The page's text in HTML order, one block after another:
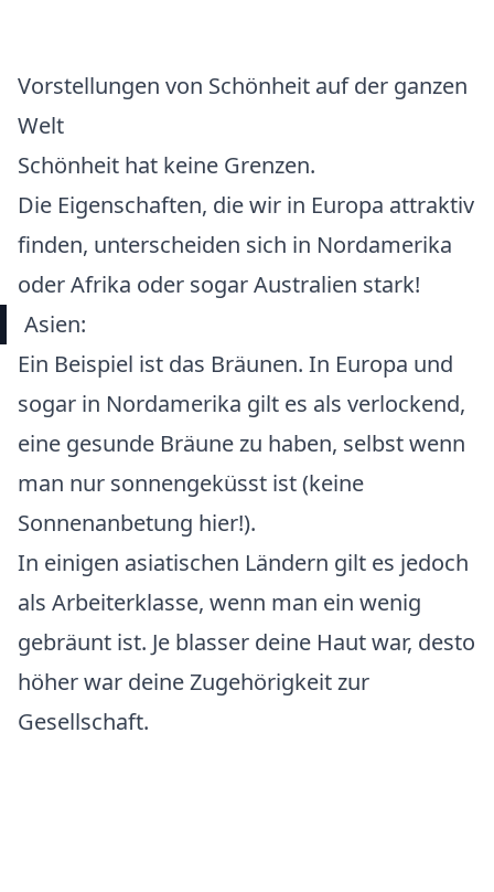
Vorstellungen von Schönheit auf der ganzen
Welt
Schönheit hat keine Grenzen.
Die Eigenschaften, die wir in Europa attraktiv
finden, unterscheiden sich in Nordamerika
oder Afrika oder sogar Australien stark!
Asien:
Ein Beispiel ist das Bräunen. In Europa und
sogar in Nordamerika gilt es als verlockend,
eine gesunde Bräune zu haben, selbst wenn
man nur sonnengeküsst ist (keine
Sonnenanbetung hier!).
In einigen asiatischen Ländern gilt es jedoch
als Arbeiterklasse, wenn man ein wenig
gebräunt ist. Je blasser deine Haut war, desto
höher war deine Zugehörigkeit zur
Gesellschaft.